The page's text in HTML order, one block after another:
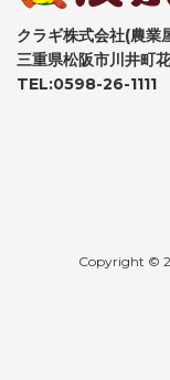
クラギ株式会社(農業
三重県松阪市川井町
TEL:0598-26-1111
Copyright ©